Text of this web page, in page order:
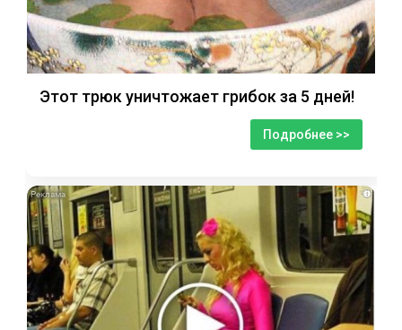
Этот трюк уничтожает грибок за 5 дней!
Подробнее >>
i